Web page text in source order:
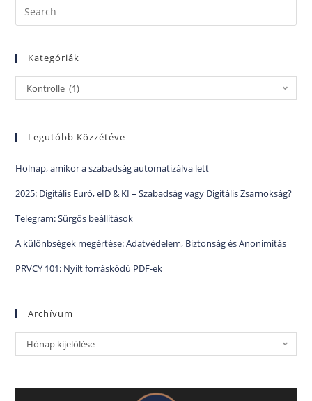
Kategóriák
Kontrolle (1)
Legutóbb Közzétéve
Holnap, amikor a szabadság automatizálva lett
2025: Digitális Euró, eID & KI – Szabadság vagy Digitális Zsarnokság?
Telegram: Sürgős beállítások
A különbségek megértése: Adatvédelem, Biztonság és Anonimitás
PRVCY 101: Nyílt forráskódú PDF-ek
Archívum
Hónap kijelölése